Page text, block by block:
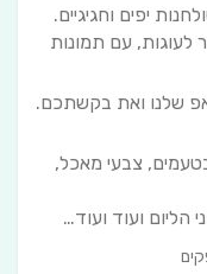
יפים וחגיגיים.
לעוגות, עם תמונות
שלנו ואת בקשתכם.
בטעמים, צבעי מאכל,
הליום ועוד ועוד…